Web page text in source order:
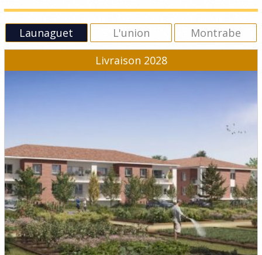
Launaguet L'union
Montrabe
Livraison 2028